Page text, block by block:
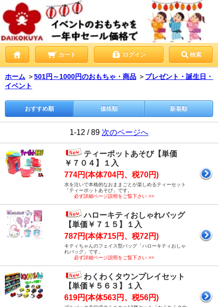
カート ログイン 検索
ホーム ＞501円～1000円のおもちゃ・商品 ＞ プレゼント・誕生日・
イベント
おすすめ順 価格順 新着順
1-12 / 89 次のページへ
ティーポットあそび【単価
￥７０４】１入
774円(本体704円、税70円)
水を注いで本格的なおままごとが楽しめるティーセット
「ティーポットあそび」です。
必ず詳細ページ説明をご覧下さい >>
ハローキティおしゃれバッグ
【単価￥７１５】１入
787円(本体715円、税72円)
キティちゃんのフェイス型バッグ「ハローキティおしゃ
れバッグ」です。
必ず詳細ページ説明をご覧下さい >>
わくわくタウンプレイセット
【単価￥５６３】１入
619円(本体563円、税56円)